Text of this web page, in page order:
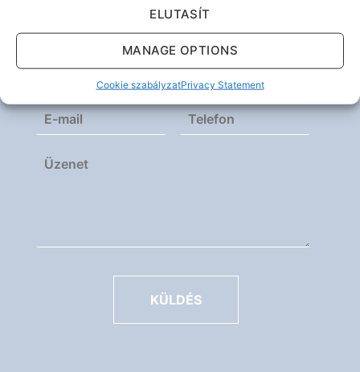
ELUTASÍT
MANAGE OPTIONS
Cookie szabályzatPrivacy Statement
KÜLDÉS